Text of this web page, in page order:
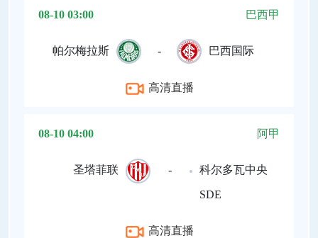
08-10 03:00 巴西甲
帕尔梅拉斯 - 巴西国际
高清直播
08-10 04:00 阿甲
圣塔菲联 - 科尔多瓦中央
SDE
高清直播